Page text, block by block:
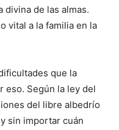
divina de las almas.
vital a la familia en la
que la
eso. Según la ley del
del libre albedrío
sin importar cuán